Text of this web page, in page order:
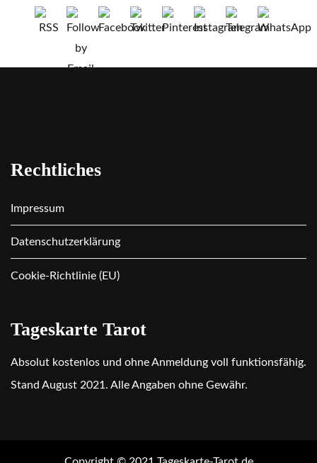
Rechtliches
Impressum
Datenschutzerklärung
Cookie-Richtlinie (EU)
Tageskarte Tarot
Absolut kostenlos und ohne Anmeldung voll funktionsfähig.
Stand August 2021. Alle Angaben ohne Gewähr.